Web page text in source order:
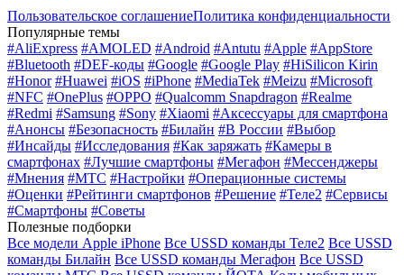
Пользовательское соглашениеПолитика конфиденциальности
Популярные темы
#AliExpress #AMOLED #Android #Antutu #Apple #AppStore
#Bluetooth #DEF-коды #Google #Google Play #HiSilicon Kirin
#Honor #Huawei #iOS #iPhone #MediaTek #Meizu #Microsoft
#NFC #OnePlus #OPPO #Qualcomm Snapdragon #Realme
#Redmi #Samsung #Sony #Xiaomi #Аксессуары для смартфона
#Анонсы #Безопасность #Билайн #В России #Выбор
#Инсайды #Исследования #Как заряжать #Камеры в
смартфонах #Лучшие смартфоны #Мегафон #Мессенджеры
#Мнения #МТС #Настройки #Операционные системы
#Оценки #Рейтинги смартфонов #Решение #Теле2 #Сервисы
#Смартфоны #Советы
Полезные подборки
Все модели Apple iPhone Все USSD команды Теле2 Все USSD
команды Билайн Все USSD команды Мегафон Все USSD